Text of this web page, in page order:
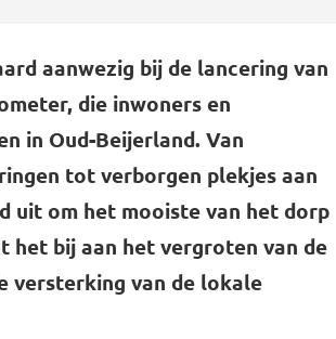
aanwezig bij de lancering van
die inwoners en
in Oud-Beijerland. Van
tot verborgen plekjes aan
uit om het mooiste van het dorp
het bij aan het vergroten van de
versterking van de lokale